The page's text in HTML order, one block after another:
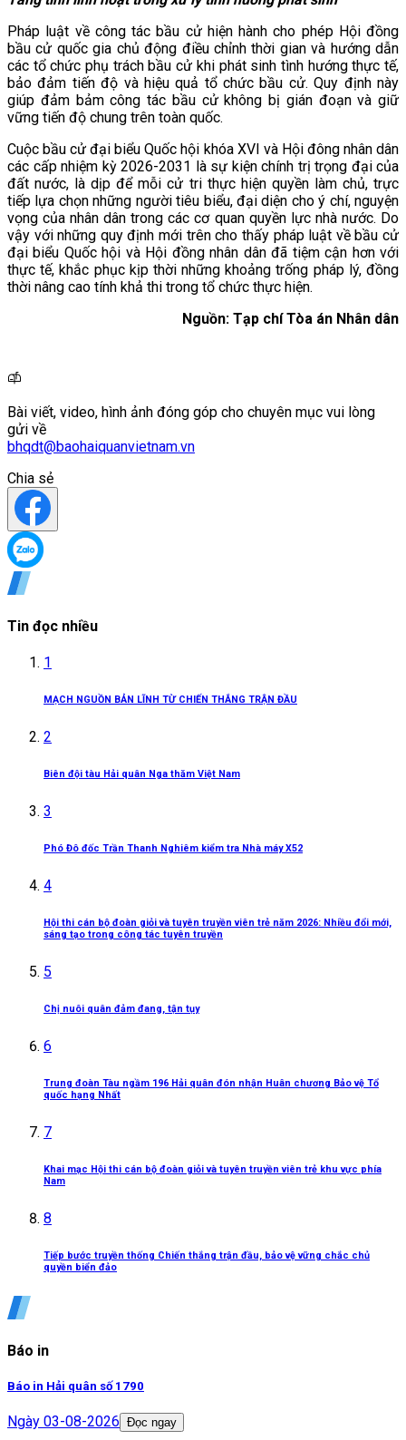
Pháp luật về công tác bầu cử hiện hành cho phép Hội đồng
bầu cử quốc gia chủ động điều chỉnh thời gian và hướng dẫn
các tổ chức phụ trách bầu cử khi phát sinh tình hướng thực tế,
bảo đảm tiến độ và hiệu quả tổ chức bầu cử. Quy định này
giúp đảm bảm công tác bầu cử không bị gián đoạn và giữ
vững tiến độ chung trên toàn quốc.
Cuộc bầu cử đại biểu Quốc hội khóa XVI và Hội đông nhân dân
các cấp nhiệm kỳ 2026-2031 là sự kiện chính trị trọng đại của
đất nước, là dịp để mỗi cử tri thực hiện quyền làm chủ, trực
tiếp lựa chọn những người tiêu biểu, đại diện cho ý chí, nguyện
vọng của nhân dân trong các cơ quan quyền lực nhà nước. Do
vậy với những quy định mới trên cho thấy pháp luật về bầu cử
đại biểu Quốc hội và Hội đồng nhân dân đã tiệm cận hơn với
thực tế, khắc phục kịp thời những khoảng trống pháp lý, đồng
thời nâng cao tính khả thi trong tổ chức thực hiện.
Nguồn: Tạp chí Tòa án Nhân dân
Bài viết, video, hình ảnh đóng góp cho chuyên mục vui lòng
gửi về
bhqdt@baohaiquanvietnam.vn
Chia sẻ
Tin đọc nhiều
1
MẠCH NGUỒN BẢN LĨNH TỪ CHIẾN THẮNG TRẬN ĐẦU
2
Biên đội tàu Hải quân Nga thăm Việt Nam
3
Phó Đô đốc Trần Thanh Nghiêm kiểm tra Nhà máy X52
4
Hội thi cán bộ đoàn giỏi và tuyên truyền viên trẻ năm 2026: Nhiều đổi mới,
sáng tạo trong công tác tuyên truyền
5
Chị nuôi quân đảm đang, tận tụy
6
Trung đoàn Tàu ngầm 196 Hải quân đón nhận Huân chương Bảo vệ Tổ
quốc hạng Nhất
7
Khai mạc Hội thi cán bộ đoàn giỏi và tuyên truyền viên trẻ khu vực phía
Nam
8
Tiếp bước truyền thống Chiến thắng trận đầu, bảo vệ vững chắc chủ
quyền biển đảo
Báo in
Báo in Hải quân số 1790
Ngày 03-08-2026 Đọc ngay